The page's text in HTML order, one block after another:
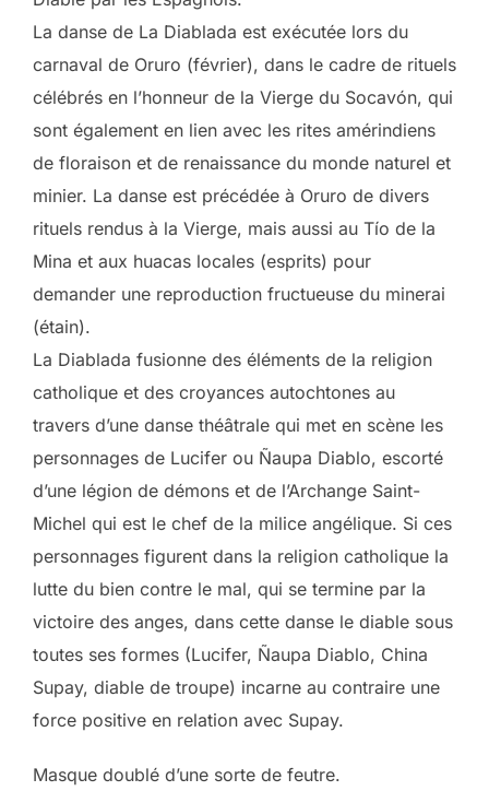
La danse de La Diablada est exécutée lors du
carnaval de Oruro (février), dans le cadre de rituels
célébrés en l’honneur de la Vierge du Socavón, qui
sont également en lien avec les rites amérindiens
de floraison et de renaissance du monde naturel et
minier. La danse est précédée à Oruro de divers
rituels rendus à la Vierge, mais aussi au Tío de la
Mina et aux huacas locales (esprits) pour
demander une reproduction fructueuse du minerai
(étain).
La Diablada fusionne des éléments de la religion
catholique et des croyances autochtones au
travers d’une danse théâtrale qui met en scène les
personnages de Lucifer ou Ñaupa Diablo, escorté
d’une légion de démons et de l’Archange Saint-
Michel qui est le chef de la milice angélique. Si ces
personnages figurent dans la religion catholique la
lutte du bien contre le mal, qui se termine par la
victoire des anges, dans cette danse le diable sous
toutes ses formes (Lucifer, Ñaupa Diablo, China
Supay, diable de troupe) incarne au contraire une
force positive en relation avec Supay.
Masque doublé d’une sorte de feutre.